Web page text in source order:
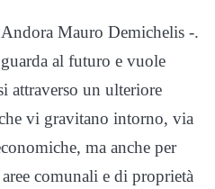
Mauro Demichelis -.
al futuro e vuole
attraverso un ulteriore
vi gravitano intorno, via
ma anche per
comunali e di proprietà